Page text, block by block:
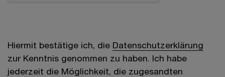
Hiermit bestätige ich, die Datenschutzerklärung
zur Kenntnis genommen zu haben. Ich habe
jederzeit die Möglichkeit, die zugesandten